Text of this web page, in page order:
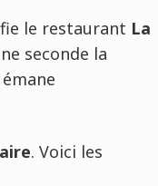
le restaurant La
seconde la
. Voici les